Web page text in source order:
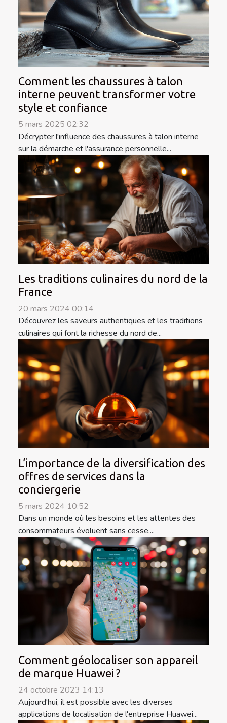
Comment les chaussures à talon
interne peuvent transformer votre
style et confiance
5 mars 2025 02:32
Décrypter l'influence des chaussures à talon interne
sur la démarche et l'assurance personnelle...
Les traditions culinaires du nord de la
France
20 mars 2024 00:14
Découvrez les saveurs authentiques et les traditions
culinaires qui font la richesse du nord de...
L’importance de la diversification des
offres de services dans la
conciergerie
5 mars 2024 10:52
Dans un monde où les besoins et les attentes des
consommateurs évoluent sans cesse,...
Comment géolocaliser son appareil
de marque Huawei ?
24 octobre 2023 14:13
Aujourd'hui, il est possible avec les diverses
applications de localisation de l'entreprise Huawei...